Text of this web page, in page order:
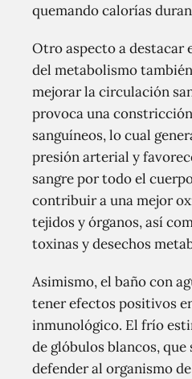
quemando calorías
Otro aspecto a destacar
del metabolismo
mejorar la circulación
provoca una
sanguíneos, lo cual
presión arterial y
sangre por todo el
contribuir a una mejor
tejidos y órganos, así
toxinas y desechos
Asimismo, el baño con
tener efectos positivos
inmunológico. El frío
de glóbulos blancos, que
defender al organismo